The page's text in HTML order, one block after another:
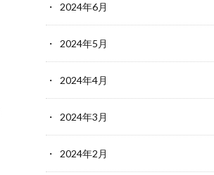
2024年6月
2024年5月
2024年4月
2024年3月
2024年2月